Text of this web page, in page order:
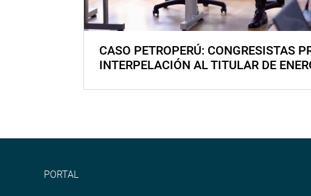
CASO PETROPERÚ: CONGRESISTAS
INTERPELACIÓN AL TITULAR DE
PORTAL